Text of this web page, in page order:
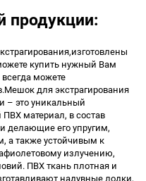
продукции:
купить нужный Вам
можете
для экстрагирования
– это уникальный
материал, в состав
делающие его упругим,
а также устойчивым к
излучению,
ПВХ ткань плотная и
надувные лодки,